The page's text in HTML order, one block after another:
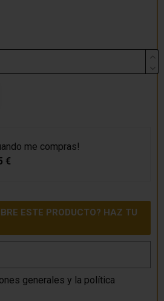
me compras!
€
ESTE PRODUCTO? HAZ TU
generales y la política